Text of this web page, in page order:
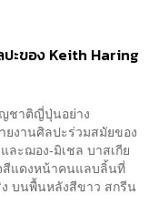
ะของ Keith Haring
ญชาติญี่ปุ่นอย่าง
ยงานศิลปะร่วมสมัยของ
ละฌอง-มิเชล บาสเกีย
สีแดงหน้าคนแลบลิ้นที่
บนพื้นหลังสีขาว สกรีน